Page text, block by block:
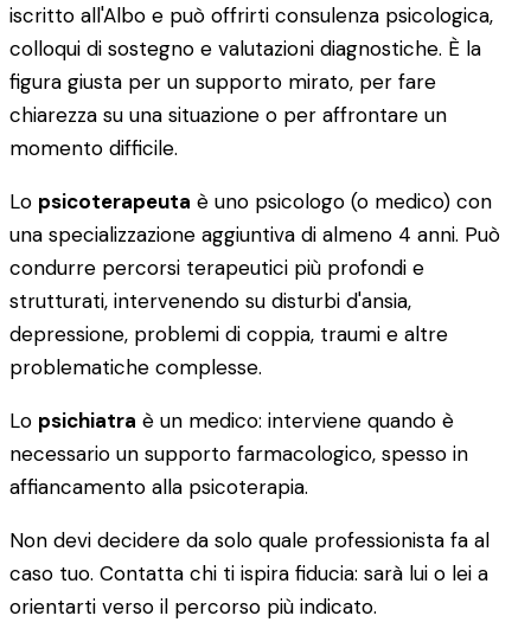
iscritto all'Albo e può offrirti consulenza psicologica,
colloqui di sostegno e valutazioni diagnostiche. È la
figura giusta per un supporto mirato, per fare
chiarezza su una situazione o per affrontare un
momento difficile.
Lo psicoterapeuta è uno psicologo (o medico) con
una specializzazione aggiuntiva di almeno 4 anni. Può
condurre percorsi terapeutici più profondi e
strutturati, intervenendo su disturbi d'ansia,
depressione, problemi di coppia, traumi e altre
problematiche complesse.
Lo psichiatra è un medico: interviene quando è
necessario un supporto farmacologico, spesso in
affiancamento alla psicoterapia.
Non devi decidere da solo quale professionista fa al
caso tuo. Contatta chi ti ispira fiducia: sarà lui o lei a
orientarti verso il percorso più indicato.